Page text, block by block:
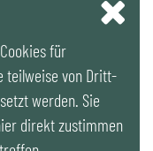
für
teilweise von Dritt-
werden. Sie
direkt zustimmen